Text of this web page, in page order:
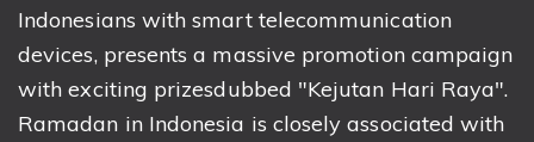
Indonesians with smart telecommunication
devices, presents a massive promotion campaign
with exciting prizesdubbed "Kejutan Hari Raya".
Ramadan in Indonesia is closely associated with